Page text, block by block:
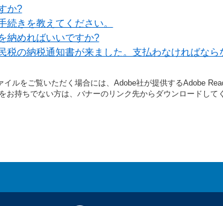
か?
続きを教えてください。
納めればいいですか?
税の納税通知書が来ました。支払わなければなら
イルをご覧いただく場合には、Adobe社が提供するAdobe
お持ちでない方は、バナーのリンク先からダウンロードして